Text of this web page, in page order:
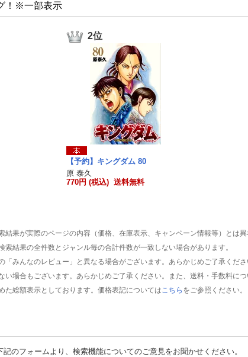
！※一部表示
2位
【予約】キングダム 80
原 泰久
770円 (税込) 送料無料
果が実際のページの内容（価格、在庫表示、キャンペーン情報等）とは異
結果の全件数とジャンル毎の合計件数が一致しない場合があります。
みんなのレビュー」と異なる場合がございます。あらかじめご了承くださ
場合もございます。あらかじめご了承ください。また、送料・手数料に
総額表示としております。価格表記については こちら をご参照ください。
のフォームより、検索機能についてのご意見をお聞かせください。